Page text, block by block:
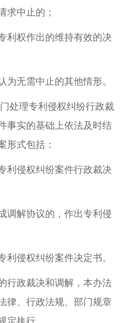
求中止的；
利权作出的维持有效的决
为无需中止的其他情形。
处理专利侵权纠纷行政裁
事实的基础上依法及时结
形式包括：
利侵权纠纷案件行政裁决
调解协议的，作出专利侵
利侵权纠纷案件决定书。
行政裁决和调解，本办法
律、行政法规、部门规章
执行。